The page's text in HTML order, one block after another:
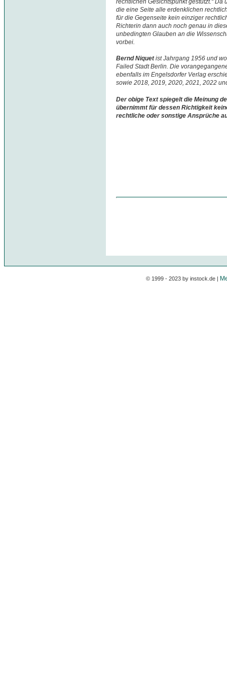
die eine Seite alle erdenklichen
für die Gegenseite kein einziger
Richterin dann auch noch genau in
unbedingten Glauben an die
vorbei.
Bernd Niquetist Jahrgang 1956 und
Failed Stadt Berlin. Die
ebenfalls im Engelsdorfer Verlag
sowie 2018, 2019, 2020, 2021, 2022
Der obige Text spiegelt die Meinung
übernimmt für dessen Richtigkeit
rechtliche oder sonstige Ansprüche
© 1999 - 2023 by instock.de |